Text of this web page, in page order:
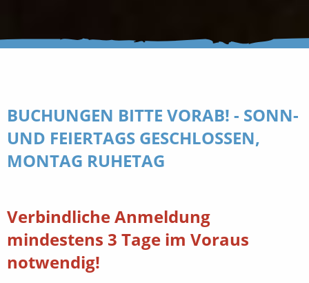
BUCHUNGEN BITTE VORAB! - SONN-
UND FEIERTAGS GESCHLOSSEN,
MONTAG RUHETAG
Verbindliche Anmeldung
mindestens 3 Tage im Voraus
notwendig!